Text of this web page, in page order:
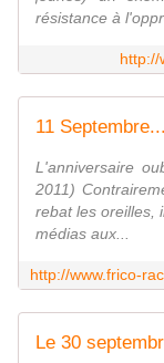
résistance à
http://
11
L'anniversaire
2011)
rebat les oreilles,
médias aux...
Le 30